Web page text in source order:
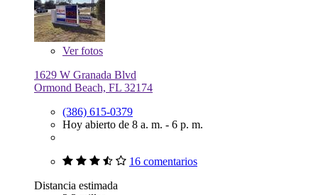
Verfotos
1629 W Granada Blvd
Ormond Beach, FL 32174
(386) 615-0379
Hoy abierto de 8 a. m. - 6 p. m.
16 comentarios
Distancia estimada